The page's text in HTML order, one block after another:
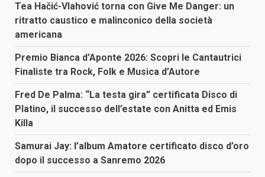
Tea Hačić-Vlahović torna con Give Me Danger: un
ritratto caustico e malinconico della società
americana
Premio Bianca d’Aponte 2026: Scopri le Cantautrici
Finaliste tra Rock, Folk e Musica d’Autore
Fred De Palma: “La testa gira” certificata Disco di
Platino, il successo dell’estate con Anitta ed Emis
Killa
Samurai Jay: l’album Amatore certificato disco d’oro
dopo il successo a Sanremo 2026